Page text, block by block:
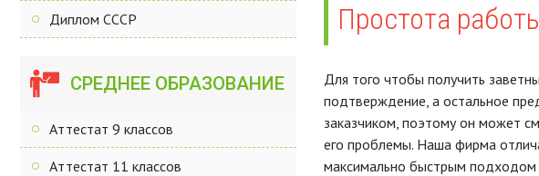
Диплом СССР
СРЕДНЕЕ ОБРАЗОВАНИЕ
Аттестат 9 классов
Аттестат 11 классов
Простота
Для того чтобы получить
подтверждение, а остальное
заказчиком, поэтому он может
его проблемы. Наша фирма
максимально быстрым